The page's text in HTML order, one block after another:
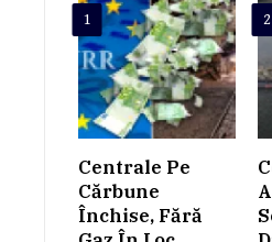
1
Centrale Pe
Cărbune
Închise, Fără
2